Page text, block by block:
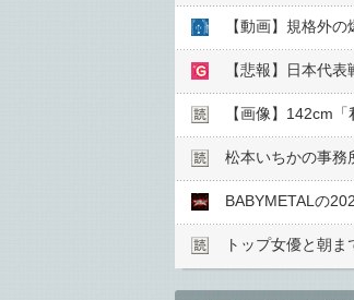
【悲報】日本代
【画像】142cm
松本いちかの事務
BABYMETALの
トップ女優と朝